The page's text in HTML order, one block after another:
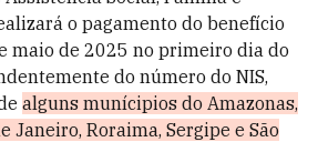
o pagamento do benefício
maio de 2025 no primeiro dia do
do número do NIS,
alguns munícipios do Amazonas,
Janeiro, Roraima, Sergipe e São